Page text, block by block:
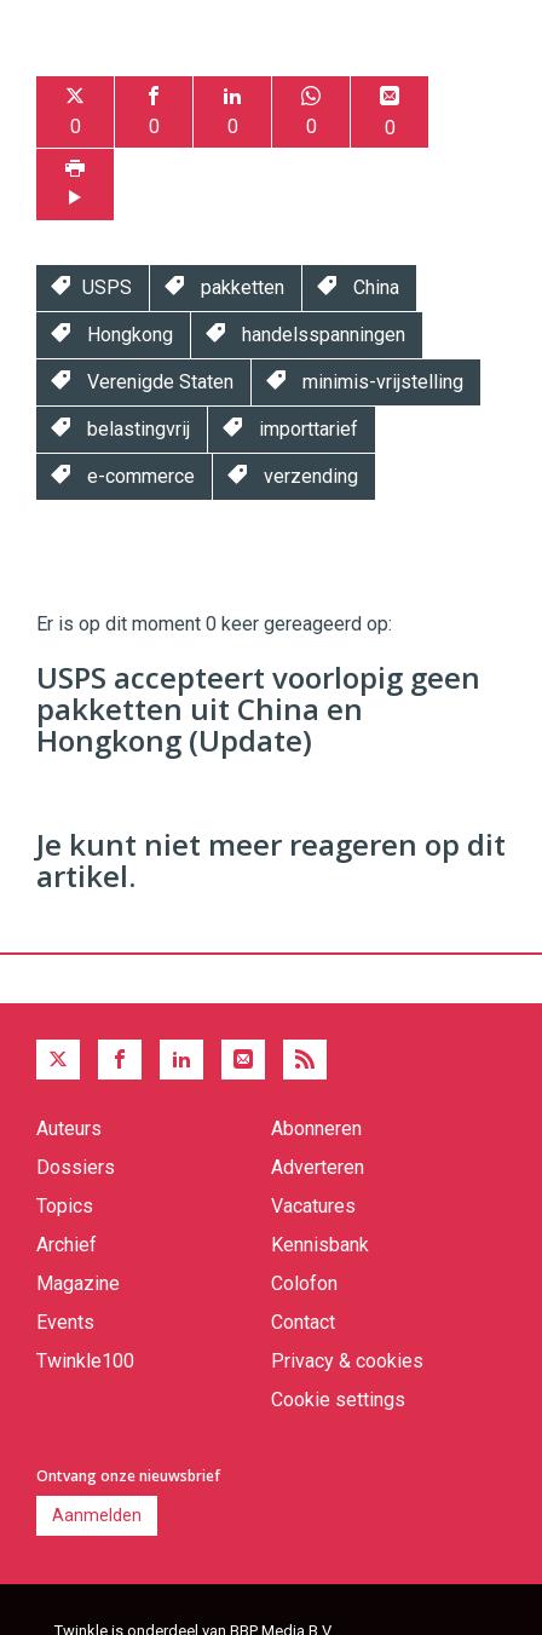
0 0 0 0 0
USPS pakketten China
Hongkong handelsspanningen
Verenigde Staten minimis-vrijstelling
belastingvrij importtarief
e-commerce verzending
|
Digital
Commerce https://twinklemagazine.nl
9654
Er is op dit moment 0 keer gereageerd op:
USPS accepteert voorlopig geen
pakketten uit China en
Hongkong (Update)
Je kunt niet meer reageren op dit
artikel.
Quick
Auteurs
Dossiers
Topics
Archief
Magazine
Events
Twinkle100
Abonneren
Adverteren
Vacatures
Kennisbank
Colofon
Contact
Privacy & cookies
Cookie settings
Ontvang onze nieuwsbrief
Aanmelden
Twinkle is onderdeel van BBP Media B.V.